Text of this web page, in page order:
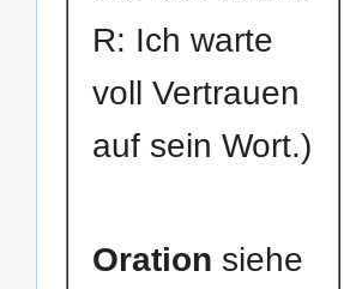
R: Ich warte
voll Vertrauen
auf sein Wort.)
Oration siehe